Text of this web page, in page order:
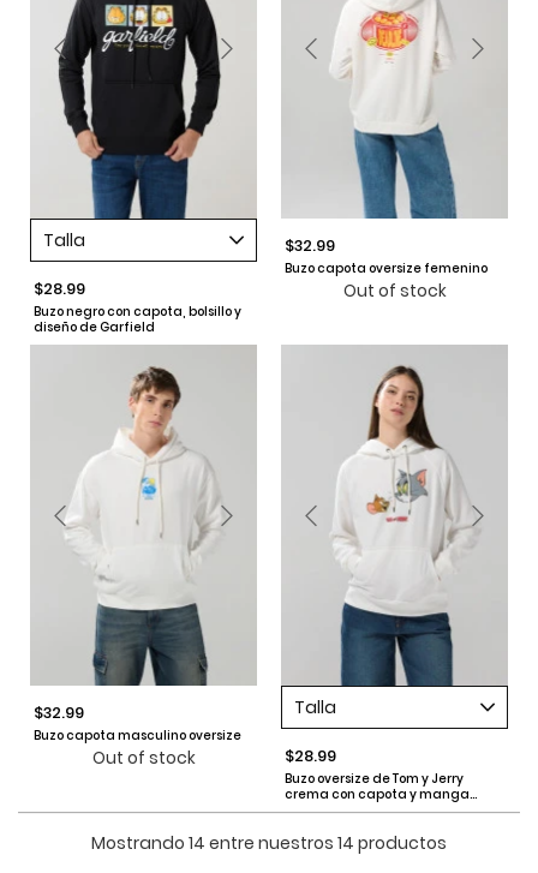
Talla
$28.99
Buzo negro con capota, bolsillo y
diseño de Garfield
$32.99
Buzo capota oversize femenino
Out of stock
$32.99
Buzo capota masculino oversize
Out of stock
Talla
$28.99
Buzo oversize de Tom y Jerry
crema con capota y manga
ranglan
Mostrando 14 entre nuestros 14 productos